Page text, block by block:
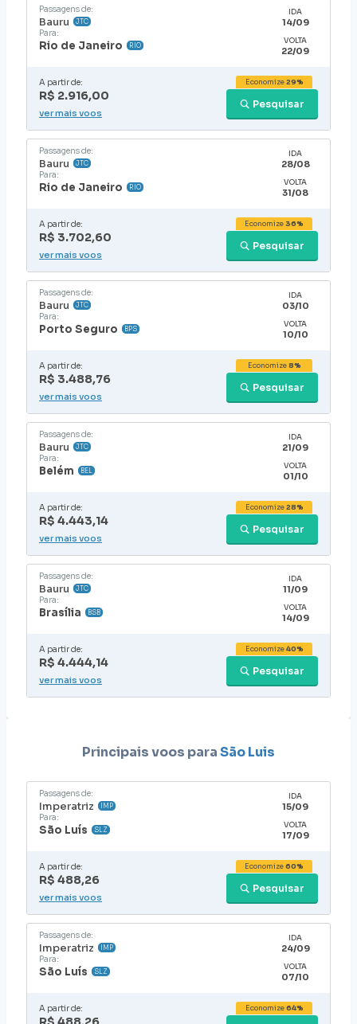
Passagens de:
Bauru JTC
Para:
Rio de Janeiro RIO
IDA
14/09
VOLTA
22/09
A partir de:
R$ 2.916,00
Pesquisar
Economize29%
ver mais voos
Passagens de:
Bauru JTC
Para:
Rio de Janeiro RIO
IDA
28/08
VOLTA
31/08
A partir de:
R$ 3.702,60
Pesquisar
Economize36%
ver mais voos
Passagens de:
Bauru JTC
Para:
Porto Seguro BPS
IDA
03/10
VOLTA
10/10
A partir de:
R$ 3.488,76
Pesquisar
Economize8%
ver mais voos
Passagens de:
Bauru JTC
Para:
Belém BEL
IDA
21/09
VOLTA
01/10
A partir de:
R$ 4.443,14
Pesquisar
Economize28%
ver mais voos
Passagens de:
Bauru JTC
Para:
Brasília BSB
IDA
11/09
VOLTA
14/09
A partir de:
R$ 4.444,14
Pesquisar
Economize40%
ver mais voos
Principais voos paraSão Luis
Passagens de:
Imperatriz IMP
Para:
São Luís SLZ
IDA
15/09
VOLTA
17/09
A partir de:
R$ 488,26
Pesquisar
Economize60%
ver mais voos
Passagens de:
Imperatriz IMP
Para:
São Luís SLZ
IDA
24/09
VOLTA
07/10
A partir de: Economize64%